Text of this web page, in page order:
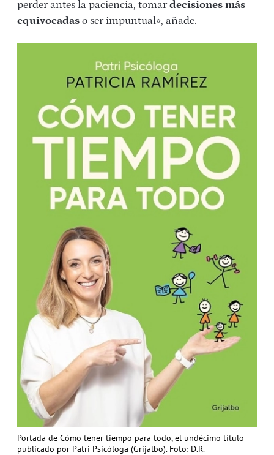
perder antes la paciencia, tomardecisiones más
equivocadas o ser impuntual», añade.
Portada de Cómo tener tiempo para todo, el undécimo título
publicado por Patri Psicóloga (Grijalbo). Foto: D.R.